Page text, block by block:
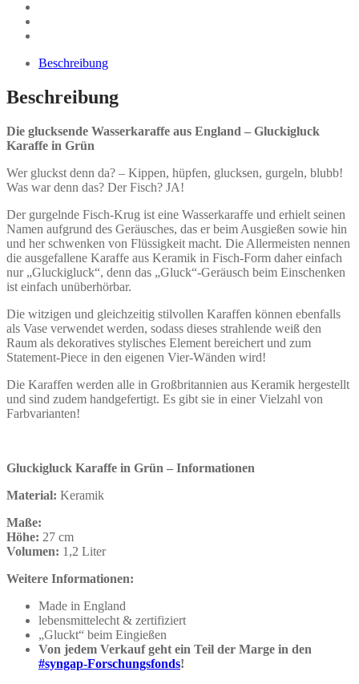
Beschreibung
Beschreibung
Die glucksende Wasserkaraffe aus England – Gluckigluck
Karaffe in Grün
Wer gluckst denn da? – Kippen, hüpfen, glucksen, gurgeln, blubb!
Was war denn das? Der Fisch? JA!
Der gurgelnde Fisch-Krug ist eine Wasserkaraffe und erhielt seinen
Namen aufgrund des Geräusches, das er beim Ausgießen sowie hin
und her schwenken von Flüssigkeit macht. Die Allermeisten nennen
die ausgefallene Karaffe aus Keramik in Fisch-Form daher einfach
nur „Gluckigluck“, denn das „Gluck“-Geräusch beim Einschenken
ist einfach unüberhörbar.
Die witzigen und gleichzeitig stilvollen Karaffen können ebenfalls
als Vase verwendet werden, sodass dieses strahlende weiß den
Raum als dekoratives stylisches Element bereichert und zum
Statement-Piece in den eigenen Vier-Wänden wird!
Die Karaffen werden alle in Großbritannien aus Keramik hergestellt
und sind zudem handgefertigt. Es gibt sie in einer Vielzahl von
Farbvarianten!
Gluckigluck Karaffe in Grün – Informationen
Material: Keramik
Maße:
Höhe: 27 cm
Volumen: 1,2 Liter
Weitere Informationen:
Made in England
lebensmittelecht & zertifiziert
„Gluckt“ beim Eingießen
Von jedem Verkauf geht ein Teil der Marge in den
#syngap-Forschungsfonds!